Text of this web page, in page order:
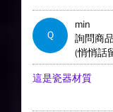
Q
min
詢問商
(悄悄話
這是瓷器材質